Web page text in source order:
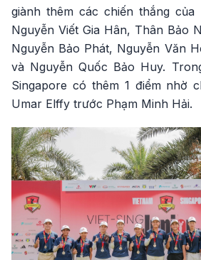
giành thêm các chiến thắng của
Nguyễn Viết Gia Hân, Thân Bảo
Nguyễn Bảo Phát, Nguyễn Văn
và Nguyễn Quốc Bảo Huy.
Singapore có thêm 1 điểm nhờ
Umar Elffy trước Phạm Minh Hải.